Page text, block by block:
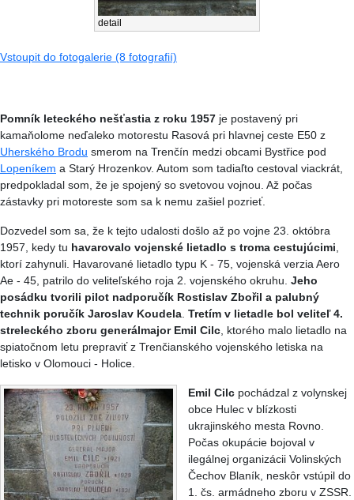
detail
Vstoupit do fotogalerie (8 fotografií)
Pomník leteckého nešťastia z roku 1957 je postavený pri
kamaňolome neďaleko motorestu Rasová pri hlavnej ceste E50 z
Uherského Brodu smerom na Trenčín medzi obcami Bystřice pod
Lopeníkem a Starý Hrozenkov. Autom som tadiaľto cestoval viackrát,
predpokladal som, že je spojený so svetovou vojnou. Až počas
zástavky pri motoreste som sa k nemu zašiel pozrieť.
Dozvedel som sa, že k tejto udalosti došlo až po vojne 23. októbra
1957, kedy tu havarovalo vojenské lietadlo s troma cestujúcimi
ktorí zahynuli. Havarované lietadlo typu K - 75, vojenská verzia Aero
Ae - 45, patrilo do veliteľského roja 2. vojenského okruhu. Jeho
posádku tvorili pilot nadporučík Rostislav Zbořil a palubný
technik poručík Jaroslav Koudela Tretím v lietadle bol veliteľ 4.
streleckého zboru generálmajor Emil Cilc , ktorého malo lietadlo na
spiatočnom letu prepraviť z Trenčianského vojenského letiska na
letisko v Olomouci - Holice.
Emil Cilc pochádzal z volynskej
obce Hulec v blízkosti
ukrajinského mesta Rovno.
Počas okupácie bojoval v
ilegálnej organizácii Volinských
Čechov Blaník, neskôr vstúpil do
1. čs. armádneho zboru v ZSSR.